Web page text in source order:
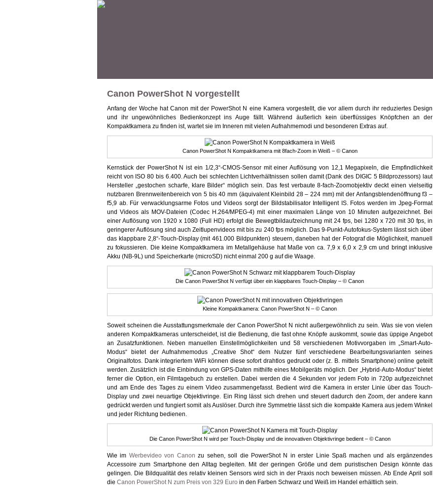
Canon PowerShot N vorgestellt
Anfang der Woche hat Canon mit der PowerShot N eine Kamera vorgestellt, die vor allem durch ihr reduziertes Design
und ihr ungewöhnliches Bedienkonzept ins Auge fällt. Während äußerlich kein überflüssiges Knöpfchen an der
Kompaktkamera zu finden ist, wartet sie im Inneren mit vielen Aufnahmemodi und besonderen Extras auf.
Canon PowerShot N Kompaktkamera mit 8fach-Zoom in Weiß – © Canon
Kernstück der PowerShot N ist ein 1/2,3“-CMOS-Sensor mit einer Auflösung von 12,1 Megapixeln, die Empfindlichkeit
reicht von ISO 80 bis 6.400. Auch bei schlechten Lichtverhältnissen sollen damit (Dank des DIGIC 5 Bildprozessors) laut
Hersteller „gestochen scharfe, klare Bilder“ möglich sein. Das fest verbaute 8-fach-Zoomobjektiv deckt einen vielseitig
nutzbaren Brennweitenbereich von 5 bis 40 mm (äquivalent Kleinbild 28 – 224 mm) mit der Anfangsblendenöffnung f3 –
f5,9 ab. Für verwacklungsarme Fotos und Videos sorgt der Bildstabilisator Intelligent IS. Fotos werden im Jpeg-Format
und Videos als MOV-Dateien (Codec H.264/MPEG-4) mit einer maximalen Länge von 10 Minuten aufgezeichnet. Bei
einer Auflösung von 1920 x 1080 (Full HD) erfolgt die Bewegtbildaufzeichnung mit 24 fps, bei 1280 x 720 mit 30 fps, in
geringerer Auflösung sind auch Zeitlupenvideos mit bis zu 240 fps möglich. Das 9-Punkt-Autofokus-System lässt sich über
das klappbare 2,8“-Touch-Display (mit 461.000 Bildpunkten) steuern, daneben hat der Fotograf die Möglichkeit, manuell
zu fokussieren. Die kleine Kompaktkamera im Metallgehäuse hat Maße von ca. 7,9 x 6,0 x 2,9 cm und bringt inklusive
Akku (NB-9L) und Speicherkarte (microSD) nicht einmal 200 g auf die Waage.
Die Canon PowerShot N verfügt über ein klappbares Touch-Display – © Canon
Kleine Kompaktkamera: Canon PowerShot N – © Canon
Soweit scheinen die Ausstattungsmerkmale der Canon PowerShot N nicht außergewöhnlich zu sein. Was sie von vielen
anderen Kompaktkameras unterscheidet, ist die Bedienung, die fast ohne Knöpfe auskommt, sowie das üppige Angebot
an Zusatzfunktionen. Neben manuellen Einstellmöglichkeiten und 58 verschiedenen Motivvorgaben im „Smart-Auto-
Modus“ bietet der Aufnahmemodus „Creative Shot“ dem Nutzer fünf verschiedene Bearbeitungsvarianten seines
Originalfotos. Dank integriertem WiFi können diese sofort drahtlos gedruckt oder (z. B. mittels Smartphone) online geteilt
werden. Zusätzlich ist die Einbindung von GPS-Daten mithilfe eines Mobilgeräts möglich. Der „Hybrid-Auto-Modus“ bietet
ferner die Option, ein Filmtagebuch zu erstellen. Dabei werden die 4 Sekunden vor jedem Foto in 720p aufgezeichnet
und am Ende des Tages zu einem Video zusammengefasst. Bedient wird die Kamera in erster Linie über das Touch-
Display und zwei neuartige Objektivringe. Ein Ring lässt sich drehen und steuert dadurch den Zoom, der andere kann
gedrückt werden und fungiert somit als Auslöser. Durch ihre Symmetrie lässt sich die kompakte Kamera aus jedem Winkel
und jeder Richtung bedienen.
Die Canon PowerShot N wird per Touch-Display und die innovativen Objektivringe bedient – © Canon
Wie im Werbevideo von Canon zu sehen, soll die PowerShot N in erster Linie Spaß machen und als ergänzendes
Accessoire zum Smartphone den Alltag begleiten. Mit der geringen Größe und dem puristischen Design könnte das
gelingen. Die Bildqualität des relativ kleinen Sensors wird sich in der Praxis noch beweisen müssen. Ab Ende April soll
die Canon PowerShot N zum Preis von 329 Euro in den Farben Schwarz und Weiß im Handel erhältlich sein.